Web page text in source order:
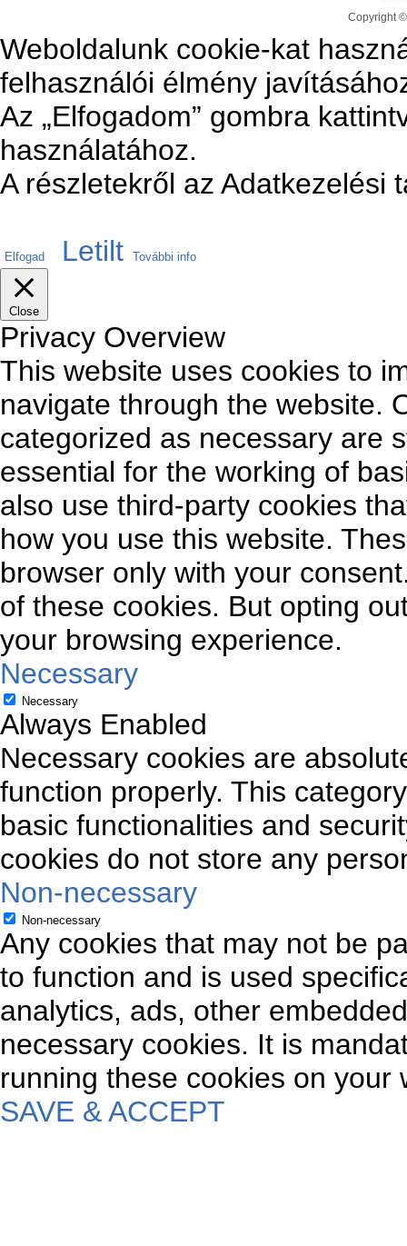
Copyright
Weboldalunk cookie-kat
felhasználói élmény
Az „Elfogadom” gombra
használatához.
A részletekről az Adatkezelési
Elfogad Letilt További info
Close
Privacy Overview
This website uses cookies to
navigate through the website.
categorized as necessary are
essential for the working of
also use third-party cookies
how you use this website.
browser only with your
of these cookies. But opting
your browsing experience.
Necessary
Necessary
Always Enabled
Necessary cookies are
function properly. This
basic functionalities and
cookies do not store any
Non-necessary
Non-necessary
Any cookies that may not be
to function and is used
analytics, ads, other
necessary cookies. It is
running these cookies on your
SAVE & ACCEPT